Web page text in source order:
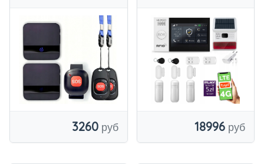
ПОЖИЛЫХ
ПОМОЩЬ КНОПКА
ВЫЗОВА
БРАСЛЕТ3+2
3260
комплект
сигнализации
HUXGO HXA007
R3D3
18996